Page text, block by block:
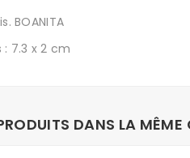
BOANITA
7.3 x 2 cm
DANS LA MÊME